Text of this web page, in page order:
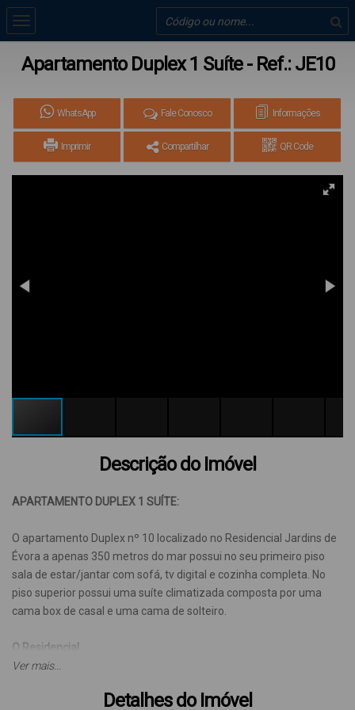
Apartamento Duplex 1 Suíte - Ref.: JE10
WhatsApp Fale Conosco Informações
Imprimir Compartilhar QR Code
Descrição do Imóvel
APARTAMENTO DUPLEX 1 SUÍTE:
O apartamento Duplex nº 10 localizado no Residencial Jardins de
Évora a apenas 350 metros do mar possui no seu primeiro piso
sala de estar/jantar com sofá, tv digital e cozinha completa. No
piso superior possui uma suíte climatizada composta por uma
cama box de casal e uma cama de solteiro.
O Residencial
Para sua comodidade o residencial oferece lavadoras de roupas
inclusos no valor da reserva. Acomodações para no máximo 4
Ver mais...
Detalhes do Imóvel